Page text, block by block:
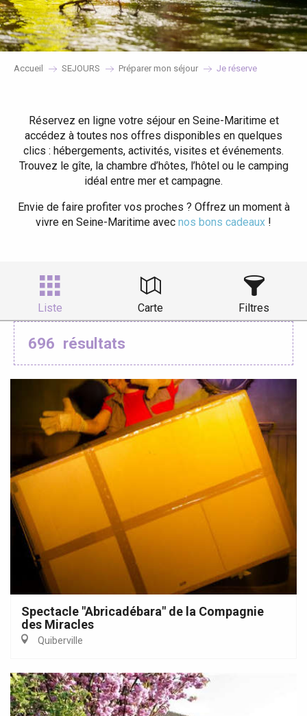
Accueil SEJOURS Préparer mon séjour Je réserve
Réservez en ligne votre séjour en Seine-Maritime et
accédez à toutes nos offres disponibles en quelques
clics : hébergements, activités, visites et événements.
Trouvez le gîte, la chambre d’hôtes, l’hôtel ou le camping
idéal entre mer et campagne.
Envie de faire profiter vos proches ? Offrez un moment à
vivre en Seine-Maritime avec nos bons cadeaux !
Liste Carte Filtres
696 résultats
Spectacle "Abricadébara" de la Compagnie
des Miracles
Quiberville